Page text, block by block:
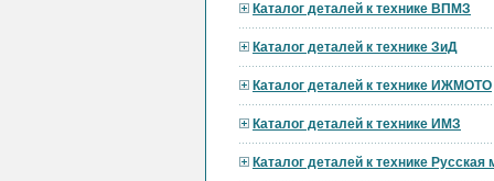
Каталог деталей к технике ВПМЗ
Каталог деталей к технике ЗиД
Каталог деталей к технике ИЖМОТО
Каталог деталей к технике ИМЗ
Каталог деталей к технике Русская